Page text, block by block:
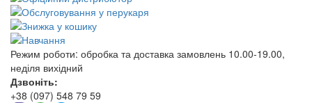
Режим роботи: обробка та доставка замовлень 10.00-19.00,
неділя вихідний
Дзвоніть:
+38 (097) 548 79 59